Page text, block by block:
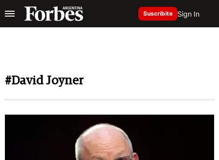
Suscribite Sign In
#David Joyner